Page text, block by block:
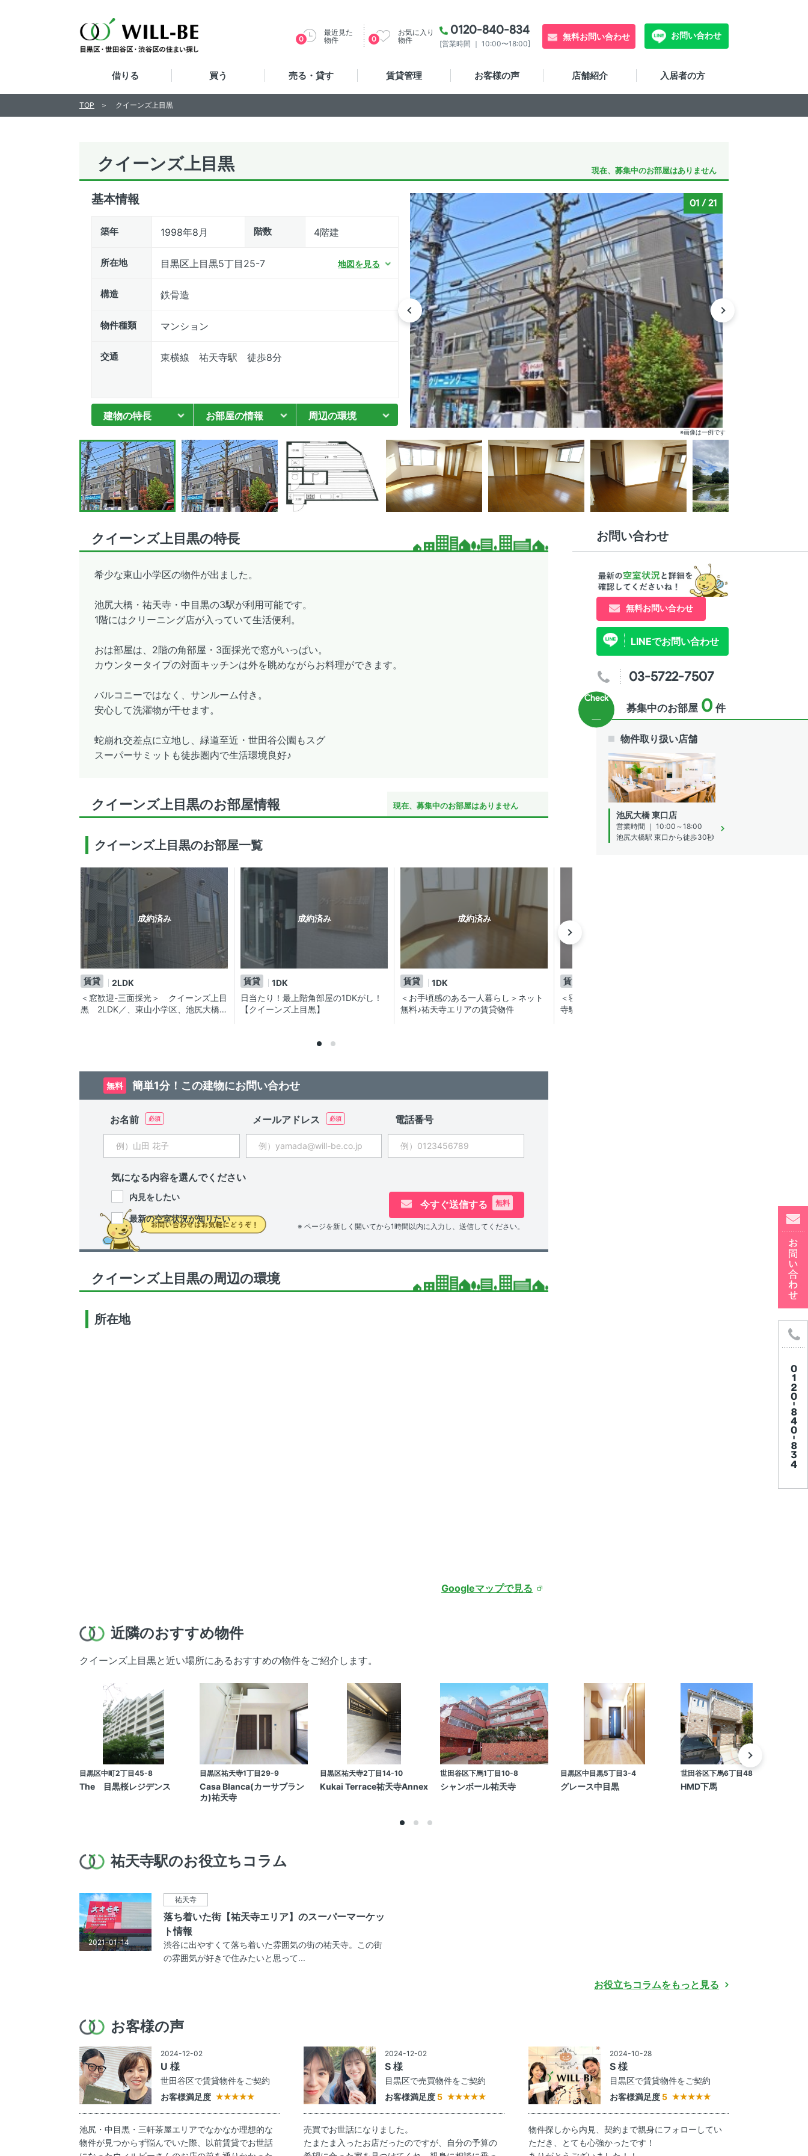
0120-840-834
[営業時間 ｜ 10:00〜18:00]
無料お問い合わせ お問い合わせ
最近見た
物件
0
お気に入り
物件
0
借りる 買う 売る・貸す 賃貸管理 お客様の声 店舗紹介 入居者の方
クイーンズ上目黒 現在、募集中のお部屋はありません
基本情報
築年 1998年8月 階数 4階建
所在地 目黒区上目黒5丁目25-7 地図を見る
構造 鉄骨造
物件種類 マンション
交通 東横線 祐天寺駅 徒歩8分
建物の特長 お部屋の情報 周辺の環境
01 /21
※画像は一例です
クイーンズ上目黒の特長
希少な東山小学区の物件が出ました。
池尻大橋・祐天寺・中目黒の3駅が利用可能です。
1階にはクリーニング店が入っていて生活便利。
おは部屋は、2階の角部屋・3面採光で窓がいっぱい。
カウンタータイプの対面キッチンは外を眺めながらお料理ができます。
バルコニーではなく、サンルーム付き。
安心して洗濯物が干せます。
蛇崩れ交差点に立地し、緑道至近・世田谷公園もスグ
スーパーサミットも徒歩圏内で生活環境良好♪
クイーンズ上目黒のお部屋情報 現在、募集中のお部屋はありません
クイーンズ上目黒のお部屋一覧
成約済み
賃貸
2LDK
＜窓歓迎-三面採光＞ クイーンズ上目
黒 2LDK／、東山小学区、池尻大橋・
成約済み
賃貸
1DK
日当たり！最上階角部屋の1DKがし！
【クイーンズ上目黒】
成約済み
賃貸
1DK
＜お手頃感のある一人暮らし＞ネット
無料♪祐天寺エリアの賃貸物件
賃貸
＜寝食を分けたい方へ！＞人気の祐天
寺駅から徒歩8分の賃貸マンション
無料 簡単1分！この建物にお問い合わせ
お名前 メールアドレス 電話番号
気になる内容を選んでください
内見をしたい
最新の空室状況が知りたい
今すぐ送信する 無料
※ ページを新しく開いてから1時間以内に入力し、送信してください。
クイーンズ上目黒の周辺の環境
所在地
Googleマップで見る
お問い合わせ
無料お問い合わせ
LINEでお問い合わせ
03-5722-7507
募集中のお部屋 0 件
物件取り扱い店舗
池尻大橋 東口店
営業時間 ｜ 10:00～18:00
池尻大橋駅 東口から徒歩30秒
近隣のおすすめ物件
クイーンズ上目黒と近い場所にあるおすすめの物件をご紹介します。
目黒区中町2丁目45-8
The 目黒桜レジデンス
目黒区祐天寺1丁目29-9
Casa Blanca(カーサブラン
カ)祐天寺
目黒区祐天寺2丁目14-10
Kukai Terrace祐天寺Annex
世田谷区下馬1丁目10-8
シャンボール祐天寺
目黒区中目黒5丁目3-4
グレース中目黒
世田谷区下馬6丁目48-1
HMD下馬
祐天寺駅のお役立ちコラム
2021-01-14
祐天寺
落ち着いた街【祐天寺エリア】のスーパーマーケッ
ト情報
渋谷に出やすくて落ち着いた雰囲気の街の祐天寺。この街
の雰囲気が好きで住みたいと思って...
お役立ちコラムをもっと見る
お客様の声
2024-12-02
U 様
世田谷区で賃貸物件をご契約
お客様満足度
池尻・中目黒・三軒茶屋エリアでなかなか理想的な
物件が見つからず悩んでいた際、以前賃貸でお世話
2024-12-02
S 様
目黒区で売買物件をご契約
お客様満足度 5
売買でお世話になりました。
たまたま入ったお店だったのですが、自分の予算の
2024-10-28
S 様
目黒区で賃貸物件をご契約
お客様満足度 5
物件探しから内見、契約まで親身にフォローしてい
ただき、とても心強かったです！
TOP クイーンズ上目黒